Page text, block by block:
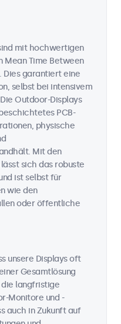
mit hochwertigen
Mean Time Between
Dies garantiert eine
selbst bei intensivem
Outdoor-Displays
PCB-
physische
Mit den
sich das robuste
ist selbst für
wie den
oder öffentliche
unsere Displays oft
Gesamtlösung
die langfristige
Monitore und -
auch in Zukunft auf